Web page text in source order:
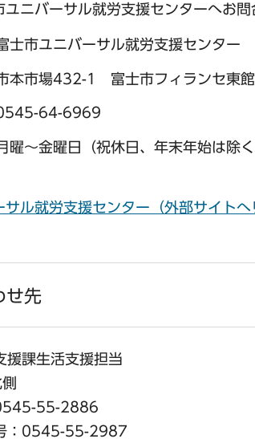
ニバーサル就労支援センターへお問
市ユニバーサル就労支援センター
本市場432-1 富士市フィランセ東
64-6969
曜～金曜日（祝休日、年末年始は
ル就労支援センター（外部サイトへ
せ先
援課生活支援担当
55-2886
：0545-55-2987